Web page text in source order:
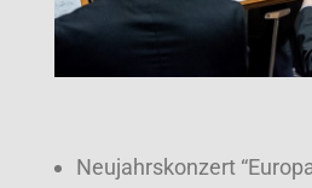
Neujahrskonzert